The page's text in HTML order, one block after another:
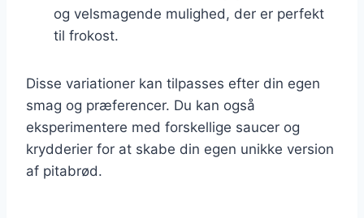
og velsmagende mulighed, der er perfekt
til frokost.
Disse variationer kan tilpasses efter din egen
smag og præferencer. Du kan også
eksperimentere med forskellige saucer og
krydderier for at skabe din egen unikke version
af pitabrød.